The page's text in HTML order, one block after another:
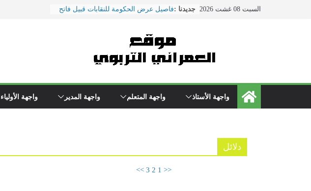
السبت 08 غشت 2026 جديدنا :فاصيل عرض الحكومة للنقابات قبيل فاتح
التربية الوطنية
الحوار الاجتماعي يتواصل بوزارة
\"بنموسى\" وسط دعوات لتصعيد
من طرف والد تلميذ
مباريات الدخول إلى مركز تكوين مفتشي
واجهة الأستاذ واجهة المتعلم واجهة المدير واجهة الأولياء
دلائل
<<
1
2
3
>>